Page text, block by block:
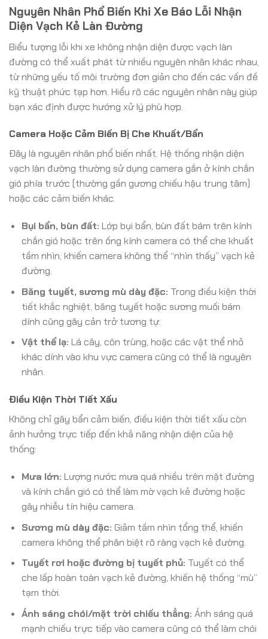
Nguyên Nhân Phổ Biến Khi Xe Báo Lỗi Nhận
Diện Vạch Kẻ Làn Đường
Biểu tượng lỗi khi xe không nhận diện được vạch làn
đường có thể xuất phát từ nhiều nguyên nhân khác nhau,
từ những yếu tố môi trường đơn giản cho đến các vấn đề
kỹ thuật phức tạp hơn. Hiểu rõ các nguyên nhân này giúp
bạn xác định được hướng xử lý phù hợp.
Camera Hoặc Cảm Biến Bị Che Khuất/Bẩn
Đây là nguyên nhân phổ biến nhất. Hệ thống nhận diện
vạch làn đường thường sử dụng camera gắn ở kính chắn
gió phía trước (thường gần gương chiếu hậu trung tâm)
hoặc các cảm biến khác.
Bụi bẩn, bùn đất: Lớp bụi bẩn, bùn đất bám trên kính
chắn gió hoặc trên ống kính camera có thể che khuất
tầm nhìn, khiến camera không thể “nhìn thấy” vạch kẻ
đường.
Băng tuyết, sương mù dày đặc: Trong điều kiện thời
tiết khắc nghiệt, băng tuyết hoặc sương muối bám
dính cũng gây cản trở tương tự.
Vật thể lạ: Lá cây, côn trùng, hoặc các vật thể nhỏ
khác dính vào khu vực camera cũng có thể là nguyên
nhân.
Điều Kiện Thời Tiết Xấu
Không chỉ gây bẩn cảm biến, điều kiện thời tiết xấu còn
ảnh hưởng trực tiếp đến khả năng nhận diện của hệ
thống:
Mưa lớn: Lượng nước mưa quá nhiều trên mặt đường
và kính chắn gió có thể làm mờ vạch kẻ đường hoặc
gây nhiễu tín hiệu camera.
Sương mù dày đặc: Giảm tầm nhìn tổng thể, khiến
camera không thể phân biệt rõ ràng vạch kẻ đường.
Tuyết rơi hoặc đường bị tuyết phủ: Tuyết có thể
che lấp hoàn toàn vạch kẻ đường, khiến hệ thống “mù”
tạm thời.
Ánh sáng chói/mặt trời chiếu thẳng: Ánh sáng quá
mạnh chiếu trực tiếp vào camera cũng có thể làm chói